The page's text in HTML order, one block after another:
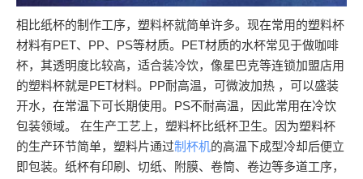
相比纸杯的制作工序，塑料杯就简单许多。现在常用的塑料杯
材料有PET、PP、PS等材质。PET材质的水杯常见于做咖啡
杯，其透明度比较高，适合装冷饮，像星巴克等连锁加盟店用
的塑料杯就是PET材料。PP耐高温，可微波加热 ，可以盛装
开水，在常温下可长期使用。PS不耐高温，因此常用在冷饮
包装领域。 在生产工艺上，塑料杯比纸杯卫生。因为塑料杯
的生产环节简单，塑料片通过制杯机的高温下成型冷却后便立
即包装。纸杯有印刷、切纸、附膜、卷筒、卷边等多道工序，